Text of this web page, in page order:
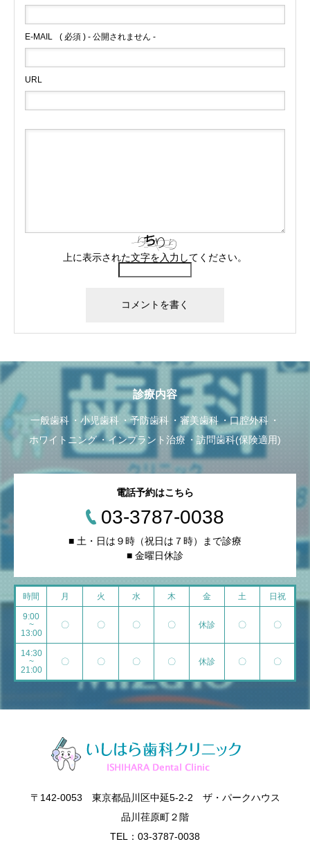
E-MAIL ( 必須 ) - 公開されません -
URL
上に表示された文字を入力してください。
診療内容
一般歯科 小児歯科 予防歯科 審美歯科
口腔外科
ホワイトニング
インプラント治療 訪問歯科(保険適用)
電話予約はこちら
03-3787-0038
■ 土・日は９時（祝日は７時）まで診療
■ 金曜日休診
時間 月 火 水 木 金 土 日祝
9:00
~
13:00
〇 〇 〇 〇 休診 〇 〇
14:30
~
21:00
〇 〇 〇 〇 休診 〇 〇
〒142-0053 東京都品川区中延5-2-2 ザ・パークハウス
品川荏原町２階
TEL：03-3787-0038